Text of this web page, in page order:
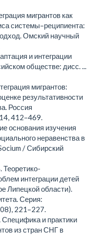
мигрантов как
системы–реципиента:
Омский научный
и интеграции
обществе: дисс. ...
мигрантов:
результативности
Россия
412–469.
основания изучения
неравенства в
/ Сибирский
Теоретико-
интеграции детей
Липецкой области).
Серия:
221–227.
и практики
из стран СНГ в